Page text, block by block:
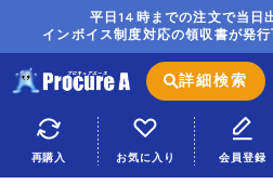
平日14時までの注文で当日
インボイス制度対応の領収書が発
詳細検索
再購入 お気に入り 会員登録